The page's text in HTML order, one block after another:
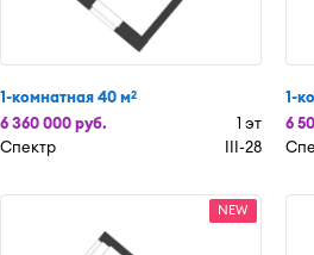
1-комнатная 40 м2
6 360 000 руб.
1 эт
Спектр
III-28
1-
6
NEW